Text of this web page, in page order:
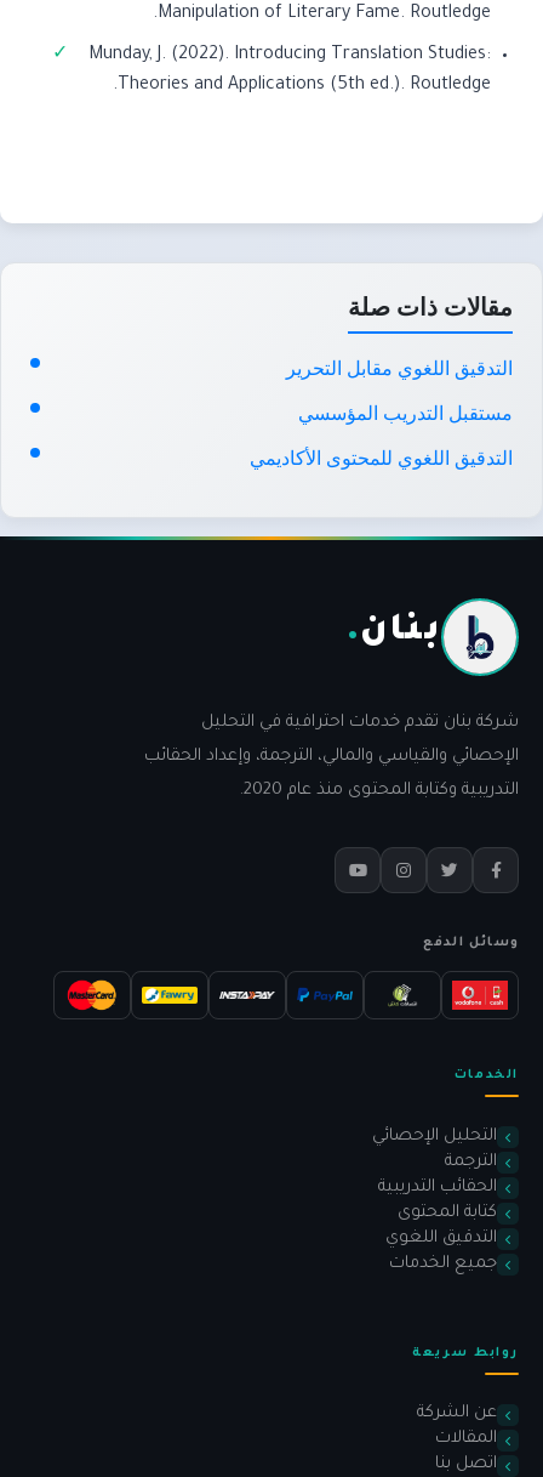
Manipulation of Literary Fame. Routledge.
Munday, J. (2022). Introducing Translation Studies:
Theories and Applications (5th ed.). Routledge.
مقالات ذات صلة
التدقيق اللغوي مقابل التحرير
مستقبل التدريب المؤسسي
التدقيق اللغوي للمحتوى الأكاديمي
بنان.
شركة بنان تقدم خدمات احترافية في التحليل
الإحصائي والقياسي والمالي، الترجمة، وإعداد الحقائب
التدريبية وكتابة المحتوى منذ عام 2020.
وسائل الدفع
الخدمات
التحليل الإحصائي
الترجمة
الحقائب التدريبية
كتابة المحتوى
التدقيق اللغوي
جميع الخدمات
روابط سريعة
عن الشركة
المقالات
اتصل بنا